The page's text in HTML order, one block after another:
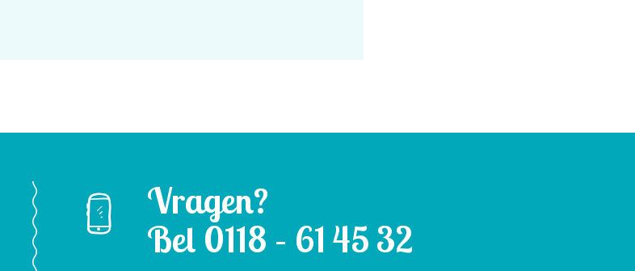
Vragen?
Bel 0118 – 61 45 32